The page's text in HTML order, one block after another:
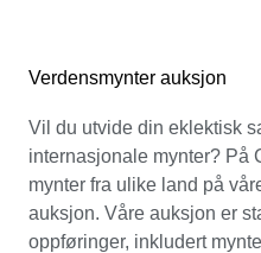
Verdensmynter auksjon
Vil du utvide din eklektisk
internasjonale mynter? På
mynter fra ulike land på
auksjon. Våre auksjon er
oppføringer, inkludert